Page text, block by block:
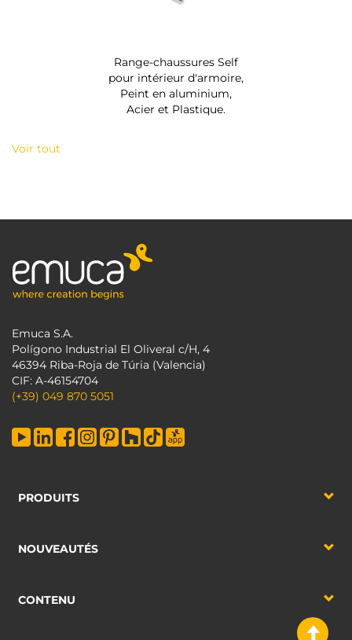
Range-chaussures Self
pour intérieur d'armoire,
Peint en aluminium,
Acier et Plastique.
Voir tout
Emuca S.A.
Polígono Industrial El Oliveral c/H, 4
46394 Riba-Roja de Túria (Valencia)
CIF: A-46154704
(+39) 049 870 5051
PRODUITS
NOUVEAUTÉS
CONTENU